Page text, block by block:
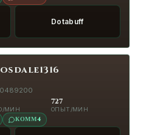
Dotabuff
МИН
727
ОПЫТ/МИН
КОММ4